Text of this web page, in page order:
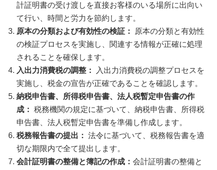
計証明書の受け渡しを直接お客様のいる場所に出向い
て行い、時間と労力を節約します。
原本の分類および有効性の検証：
原本の分類と有効性
の検証プロセスを実施し、関連する情報が正確に処理
されることを確保します。
入出力消費税の調整：
入出力消費税の調整プロセスを
実施し、税金の宣告が正確であることを確認します。
納税申告書、所得税申告書、法人税暫定申告書の作
成： 税務機関の規定に基づいて、納税申告書、所得税
申告書、法人税暫定申告書を準備し作成します。
税務報告書の提出： 法令に基づいて、税務報告書を適
切な期限内で全て提出します。
会計証明書の整備と簿記の作成：会計証明書の整備と